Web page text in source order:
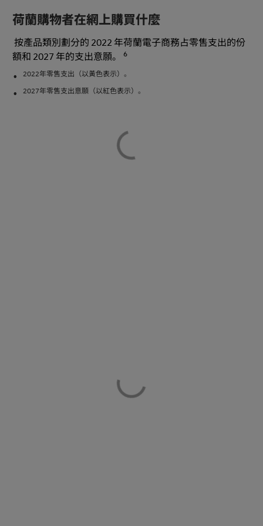
荷蘭購物者在網上購買什麼
按產品類別劃分的 2022 年荷蘭電子商務占零售支出的份
額和 2027 年的支出意願。
6
2022年零售支出（以黃色表示）。
2027年零售支出意願（以紅色表示）。